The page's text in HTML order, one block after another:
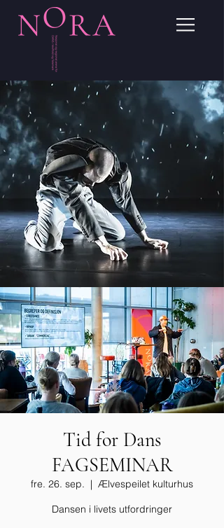
Tid for Dans
FAGSEMINAR
fre. 26. sep.
  |
Ælvespeilet kulturhus
Dansen i livets utfordringer